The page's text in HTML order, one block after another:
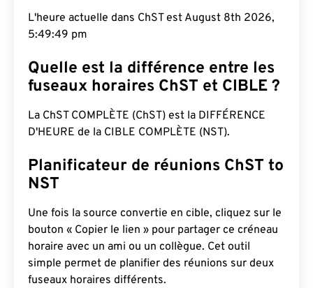
L'heure actuelle dans ChST est August 8th 2026,
5:49:50 pm
Quelle est la différence entre les
fuseaux horaires ChST et CIBLE ?
La ChST COMPLÈTE (ChST) est la DIFFÉRENCE
D'HEURE de la CIBLE COMPLÈTE (NST).
Planificateur de réunions ChST to
NST
Une fois la source convertie en cible, cliquez sur le
bouton « Copier le lien » pour partager ce créneau
horaire avec un ami ou un collègue. Cet outil
simple permet de planifier des réunions sur deux
fuseaux horaires différents.